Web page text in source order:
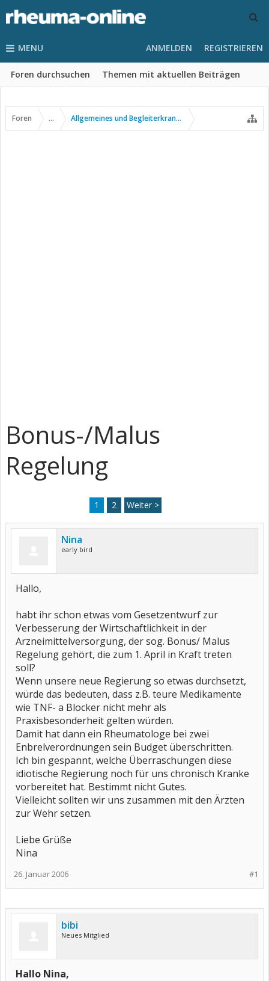
MENU
Foren durchsuchen Themen mit aktuellen Beiträgen
ANMELDEN REGISTRIEREN
Foren ... Allgemeines und Begleiterkrankungen
Bonus-/Malus
Regelung
1 2 Weiter >
Nina
early bird
Hallo,
habt ihr schon etwas vom Gesetzentwurf zur
Verbesserung der Wirtschaftlichkeit in der
Arzneimittelversorgung, der sog. Bonus/ Malus
Regelung gehört, die zum 1. April in Kraft treten
soll?
Wenn unsere neue Regierung so etwas durchsetzt,
würde das bedeuten, dass z.B. teure Medikamente
wie TNF- a Blocker nicht mehr als
Praxisbesonderheit gelten würden.
Damit hat dann ein Rheumatologe bei zwei
Enbrelverordnungen sein Budget überschritten.
Ich bin gespannt, welche Überraschungen diese
idiotische Regierung noch für uns chronisch Kranke
vorbereitet hat. Bestimmt nicht Gutes.
Vielleicht sollten wir uns zusammen mit den Ärzten
zur Wehr setzen.
Liebe Grüße
Nina
#1
26. Januar 2006
bibi
Neues Mitglied
Hallo Nina,